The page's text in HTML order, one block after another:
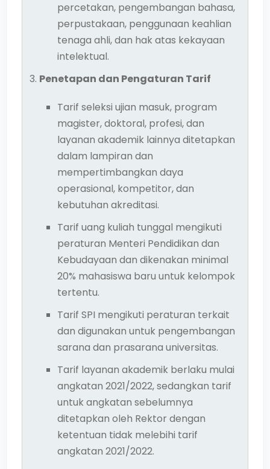
percetakan, pengembangan bahasa,
perpustakaan, penggunaan keahlian
tenaga ahli, dan hak atas kekayaan
intelektual.
Penetapan dan Pengaturan Tarif
Tarif seleksi ujian masuk, program
magister, doktoral, profesi, dan
layanan akademik lainnya ditetapkan
dalam lampiran dan
mempertimbangkan daya
operasional, kompetitor, dan
kebutuhan akreditasi.
Tarif uang kuliah tunggal mengikuti
peraturan Menteri Pendidikan dan
Kebudayaan dan dikenakan minimal
20% mahasiswa baru untuk kelompok
tertentu.
Tarif SPI mengikuti peraturan terkait
dan digunakan untuk pengembangan
sarana dan prasarana universitas.
Tarif layanan akademik berlaku mulai
angkatan 2021/2022, sedangkan tarif
untuk angkatan sebelumnya
ditetapkan oleh Rektor dengan
ketentuan tidak melebihi tarif
angkatan 2021/2022.